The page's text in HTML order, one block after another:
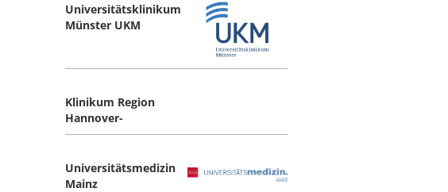
Universitätsklinikum
Münster UKM
Klinikum Region
Hannover-
Universitätsmedizin
Mainz